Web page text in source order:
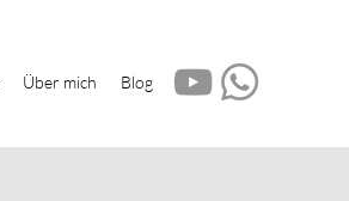
Über mich Blog